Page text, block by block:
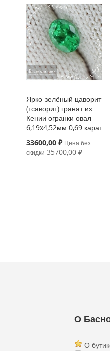
Ярко-зелёный цаворит
(тсаворит) гранат из
Кении огранки овал
6,19x4,52мм 0,69 карат
Special
33600,00 ₽ Цена без
скидки 35700,00 ₽
О
О